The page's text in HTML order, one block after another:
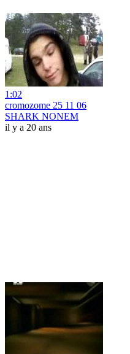
1:02
cromozome 25 11 06
SHARK NONEM
il y a 20 ans